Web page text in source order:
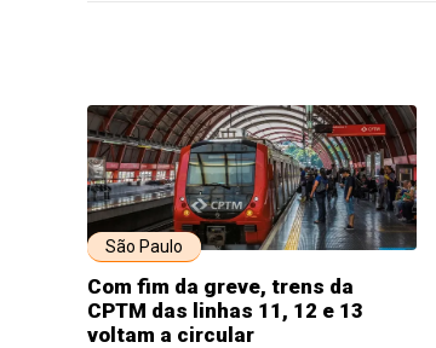
São Paulo
Com fim da greve, trens da
CPTM das linhas 11, 12 e 13
voltam a circular